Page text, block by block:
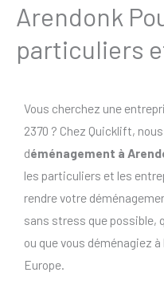
Arendonk
particuliers
Vous cherchez une
2370 ? Chez Quicklift,
déménagement à
les particuliers et les
rendre votre
sans stress que possible,
ou que vous déménagiez à
Europe.